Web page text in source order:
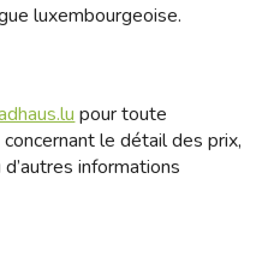
luxembourgeoise.
pour toute
le détail des prix,
informations